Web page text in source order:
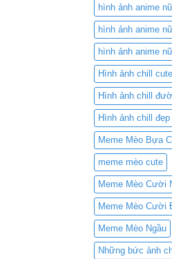
hình ảnh anime
hình ảnh anime
hình ảnh anime
Hình ảnh chill cute
Hình ảnh chill
Hình ảnh chill đẹp
Meme Mèo Bựa
meme mèo cute
Meme Mèo Cười
Meme Mèo Cười
Meme Mèo Ngầu
Những bức ảnh